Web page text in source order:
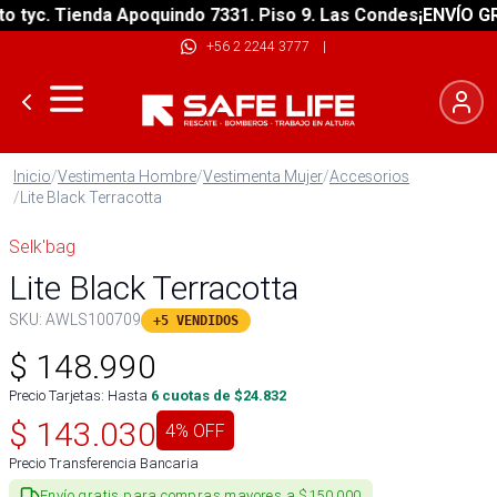
Tienda Apoquindo 7331. Piso 9. Las Condes¡ENVÍO
+56 2 2244 3777 |
Inicio/Vestimenta Hombre/Vestimenta Mujer/Accesorios
/Lite Black Terracotta
Selk'bag
Lite Black Terracotta
SKU: AWLS100709 +5 VENDIDOS
$ 148.990
Precio Tarjetas: Hasta 6 cuotas de $24.832
$ 143.030 4% OFF
Precio Transferencia Bancaria